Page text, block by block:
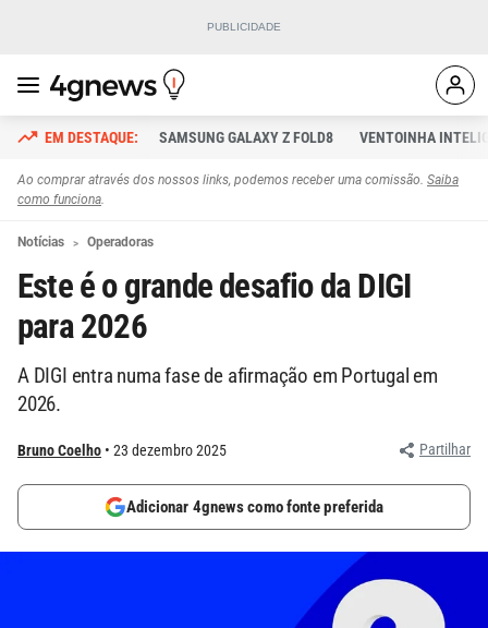
SAMSUNG GALAXY Z FOLD8 VENTOINHA
Ao comprar através dos nossos links, podemos receber uma comissão. Saiba
como funciona.
Notícias Operadoras
Este é o grande desafio da DIGI
para 2026
A DIGI entra numa fase de afirmação em Portugal em
2026.
Bruno Coelho 23 dezembro 2025 Partilhar
Adicionar 4gnews como fonte preferida